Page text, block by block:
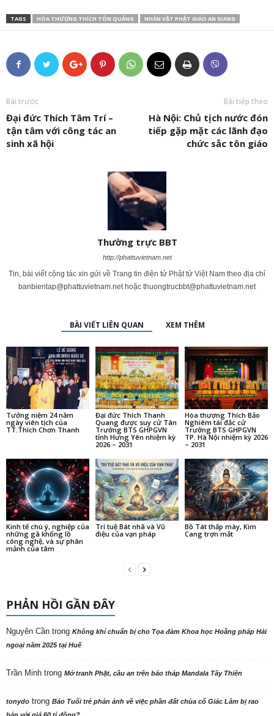
TAGS HÒA THƯỢNG THÍCH TÔN QUẢNG NHÂN VẬT PHẬT GIÁO AN GIANG
Bài trước
Đại đức Thích Tâm Trí –
tận tâm với công tác an
sinh xã hội
Bài tiếp theo
Hà Nội: Chủ tịch nước đón
tiếp gặp mặt các lãnh đạo
chức sắc tôn giáo
Thường trực BBT
http://phattuvietnam.net
Tin, bài viết cộng tác xin gửi về Trang tin điện tử Phật tử Việt Nam theo địa chỉ
banbientap@phattuvietnam.nethoặc thuongtrucbbt@phattuvietnam.net
BÀI VIẾT LIÊN QUAN XEM THÊM
Tưởng niệm 24 năm
ngày viên tịch của
TT.Thích Chơn Thanh
Đại đức Thích Thanh
Quang được suy cử Tân
Trưởng BTS GHPGVN
tỉnh Hưng Yên nhiệm kỳ
2026 – 2031
Hòa thượng Thích Bảo
Nghiêm tái đắc cử
Trưởng BTS GHPGVN
TP. Hà Nội nhiệm kỳ 2026
– 2031
Kinh tế chú ý, nghiệp của
những gã khổng lồ
công nghệ, và sự phân
mảnh của tâm
Trí tuệ Bát nhã và Vũ
điệu của vạn pháp
Bồ Tát thấp mày, Kim
Cang trợn mắt
PHẢN HỒI GẦN ĐÂY
Nguyên Cần trong Không khí chuẩn bị cho Tọa đàm Khoa học Hoằng pháp Hải
ngoại năm 2025 tại Huế
Trần Minh trong Mở tranh Phật, cầu an trên bảo tháp Mandala Tây Thiên
tonydo trong Báo Tuổi trẻ phản ảnh về việc phần đất chùa cổ Giác Lâm bị rao